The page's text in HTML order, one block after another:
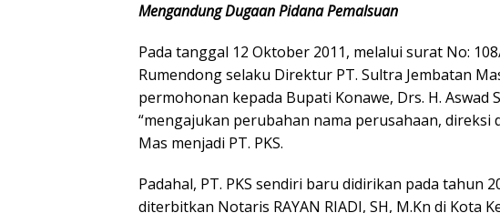
Mengandung Dugaan Pidana Pemalsuan
Pada tanggal 12 Oktober 2011, melalui surat No:
Rumendong selaku Direktur PT. Sultra Jembatan
permohonan kepada Bupati Konawe, Drs. H. Aswad
“mengajukan perubahan nama perusahaan, direksi
Mas menjadi PT. PKS.
Padahal, PT. PKS sendiri baru didirikan pada tahun
diterbitkan Notaris RAYAN RIADI, SH, M.Kn di Kota